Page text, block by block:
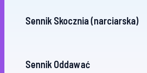
Sennik Skocznia (narciarska)
Sennik Oddawać